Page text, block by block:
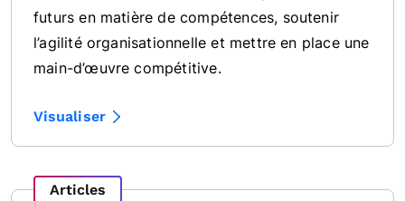
futurs en matière de compétences, soutenir
l’agilité organisationnelle et mettre en place une
main-d’œuvre compétitive.
Visualiser
Articles